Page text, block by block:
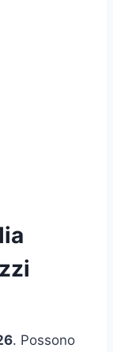
. Possono